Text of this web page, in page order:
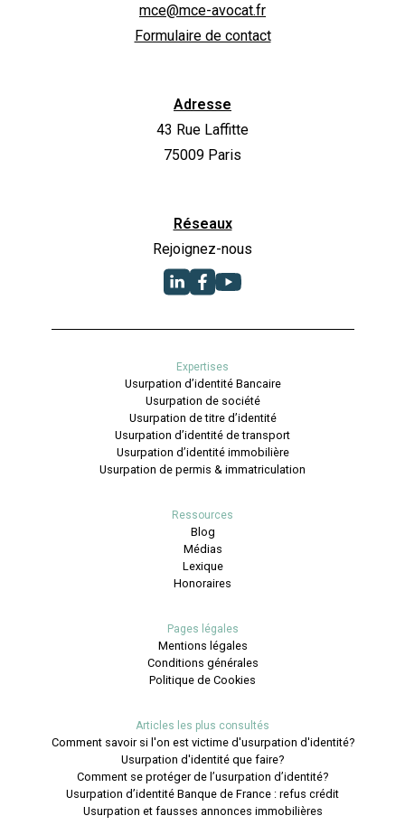
mce@mce-avocat.fr
Formulaire de contact
Adresse
43 Rue Laffitte
75009 Paris
Réseaux
Rejoignez-nous
Expertises
Usurpation d’identité Bancaire
Usurpation de société
Usurpation de titre d’identité
Usurpation d’identité de transport
Usurpation d’identité immobilière
Usurpation de permis & immatriculation
Ressources
Blog
Médias
Lexique
Honoraires
Pages légales
Mentions légales
Conditions générales
Politique de Cookies
Articles les plus consultés
Comment savoir si l'on est victime d'usurpation d'identité?
Usurpation d'identité que faire?
Comment se protéger de l’usurpation d’identité?
Usurpation d’identité Banque de France : refus crédit
Usurpation et fausses annonces immobilières